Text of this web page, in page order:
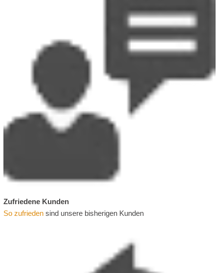
Zufriedene Kunden
So zufrieden sind unsere bisherigen Kunden